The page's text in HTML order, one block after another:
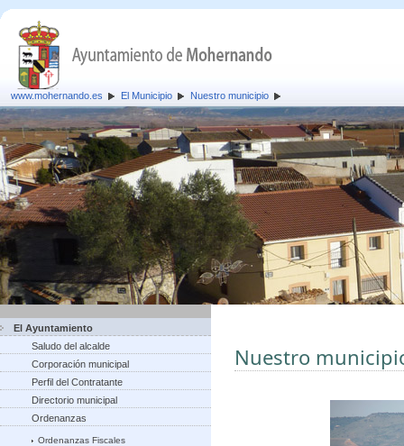
www.mohernando.es El Municipio Nuestro municipio
El Ayuntamiento
Saludo del alcalde
Corporación municipal
Perfil del Contratante
Directorio municipal
Ordenanzas
Ordenanzas Fiscales
Nuestro